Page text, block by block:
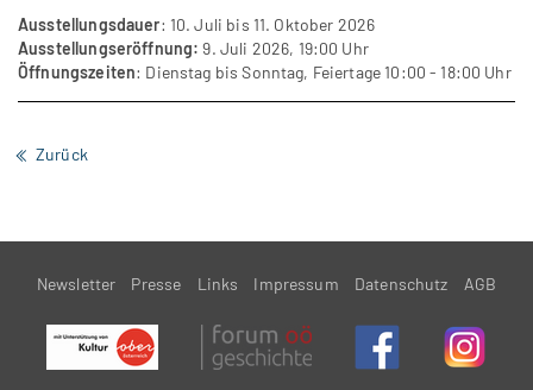
Ausstellungsdauer: 10. Juli bis 11. Oktober 2026
Ausstellungseröffnung: 9. Juli 2026, 19:00 Uhr
Öffnungszeiten: Dienstag bis Sonntag, Feiertage 10:00 - 18:00 Uhr
Zurück
Newsletter Presse Links Impressum Datenschutz AGB